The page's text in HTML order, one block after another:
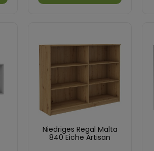
Niedriges Regal Malta
840 Eiche Artisan